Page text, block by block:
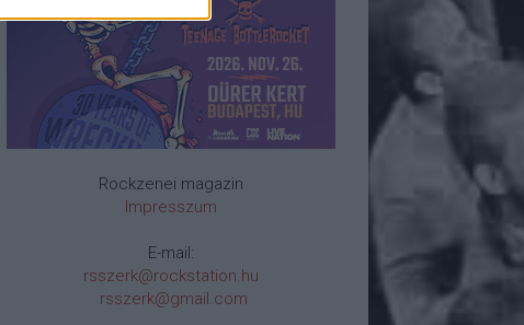
Rockzenei magazin
Impresszum
E-mail:
rsszerk@rockstation.hu
rsszerk@gmail.com